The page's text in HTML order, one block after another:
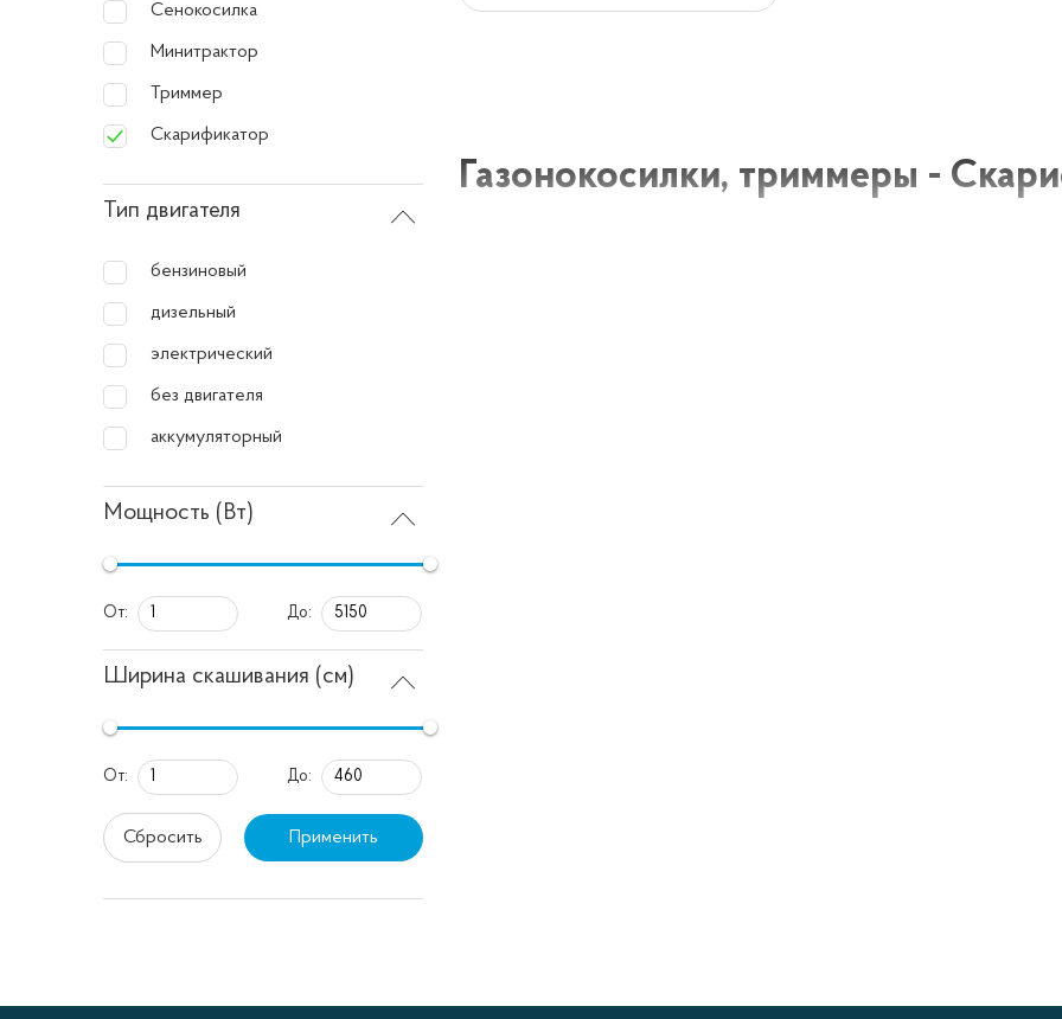
Сенокосилка
Минитрактор
Триммер
Скарификатор
Тип двигателя
бензиновый
дизельный
электрический
без двигателя
аккумуляторный
Мощность (Вт)
От: До:
Ширина скашивания (см)
От: До:
Сбросить Применить
Газонокосилки, триммеры -
Газонокосилки, триммеры и скарификаторы - это
Скарификаторы